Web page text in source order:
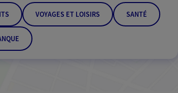
VOYAGES ET LOISIRS SANTÉ